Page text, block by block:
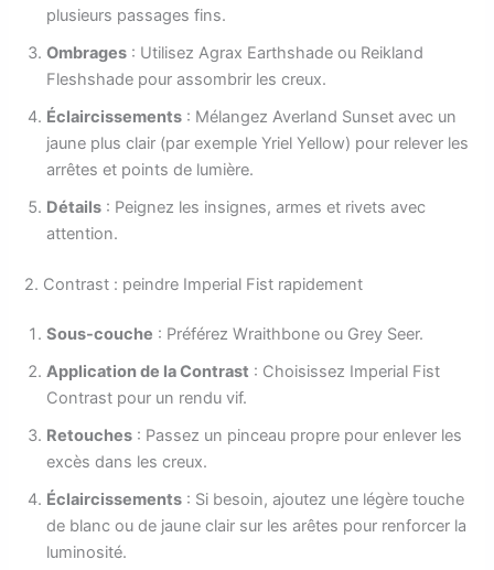
plusieurs passages fins.
Ombrages : Utilisez Agrax Earthshade ou Reikland
Fleshshade pour assombrir les creux.
Éclaircissements : Mélangez Averland Sunset avec un
jaune plus clair (par exemple Yriel Yellow) pour relever les
arrêtes et points de lumière.
Détails : Peignez les insignes, armes et rivets avec
attention.
2. Contrast : peindre Imperial Fist rapidement
Sous-couche : Préférez Wraithbone ou Grey Seer.
Application de la Contrast : Choisissez Imperial Fist
Contrast pour un rendu vif.
Retouches : Passez un pinceau propre pour enlever les
excès dans les creux.
Éclaircissements : Si besoin, ajoutez une légère touche
de blanc ou de jaune clair sur les arêtes pour renforcer la
luminosité.